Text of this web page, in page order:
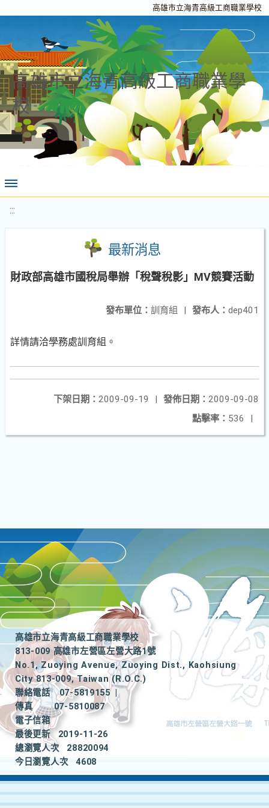
高雄市立海青高級工商職業學校
高雄市立海青高級工商職業學
校
:::
最新消息
財政部高雄市國稅局舉辦「稅聲稅影」MV競賽活動
發布人： dep401
發布單位： 訓育組 |
詳情請洽學務處訓育組。
發佈日期： 2009-09-08
下架日期： 2009-09-19
|
點擊率： 536 |
高雄市立海青高級工商職業學校
813-009 高雄市左營區左營大路1號
No.1, Zuoying Avenue, Zuoying Dist., Kaohsiung
City 813-009, Taiwan (R.O.C.)
聯絡電話
07-5819155
|
傳真
07-5810087
電子信箱
最後更新
2019-11-26
總瀏覽人次
28820094
今日瀏覽人次
4608